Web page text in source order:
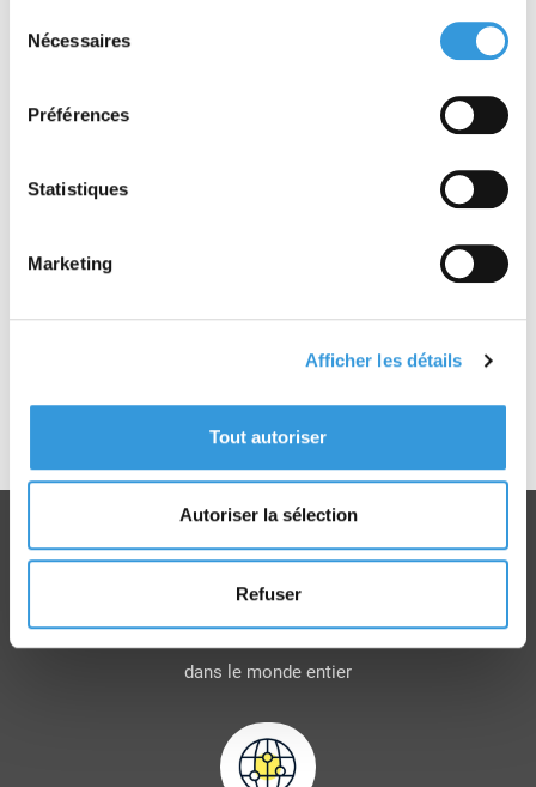
Nécessaires
Préférences
Statistiques
Marketing
Afficher les détails
Tout autoriser
Autoriser la sélection
Refuser
hydrocarbures liquéfiés
- AS : Ascenseurs, escaliers mécaniques et
destinés à la restauration
alarme et façades
sécurité
personnels des services de sécurité des ERP
Conseil d’État et des arrêts des cours
administratives d’appel
dans le monde entier